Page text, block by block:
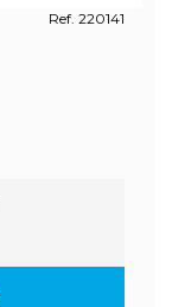
Ref. 220141